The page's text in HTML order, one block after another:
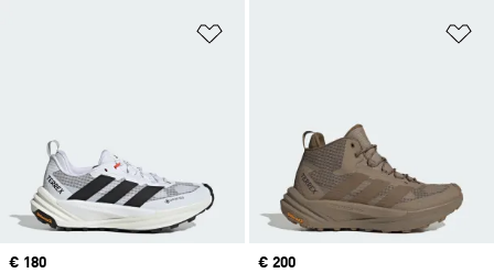
Price
€ 180
Price
€ 200